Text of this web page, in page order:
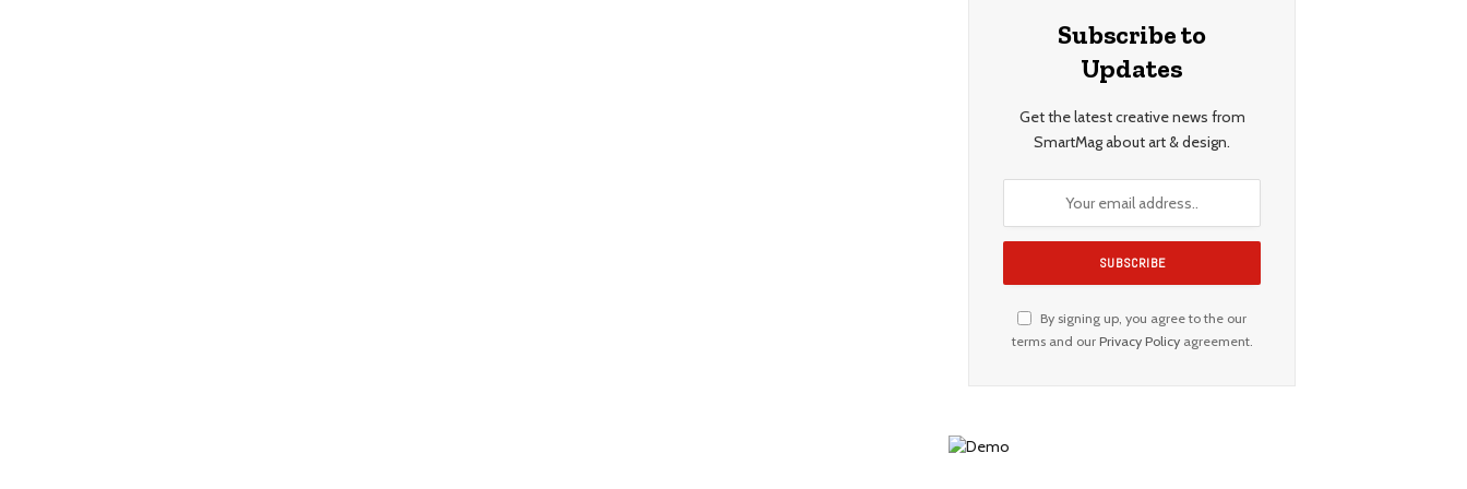
Subscribe to
Updates
Get the latest creative news from
SmartMag about art & design.
By signing up, you agree to the our
terms and our Privacy Policyagreement.